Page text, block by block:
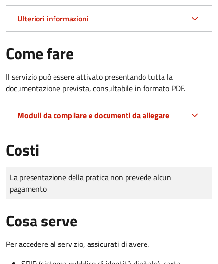
Ulteriori informazioni
Come fare
Il servizio può essere attivato presentando tutta la
documentazione prevista, consultabile in formato PDF.
Moduli da compilare e documenti da allegare
Costi
Tipo di pagamento
Importo
La presentazione della pratica non prevede alcun
pagamento
Cosa serve
Per accedere al servizio, assicurati di avere: